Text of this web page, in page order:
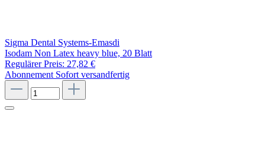
Sigma Dental Systems-Emasdi
Isodam Non Latex heavy blue, 20 Blatt
Regulärer Preis: 27,82 €
Abonnement Sofort versandfertig